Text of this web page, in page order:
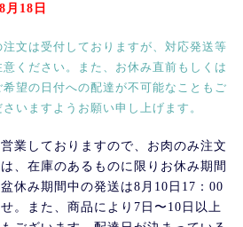
月18日
文は受付しておりますが、対応発送等
ください。また、お休み直前もしくは
望の日付への配達が不可能なこともご
いますようお願い申し上げます。
業しておりますので、お肉のみ注文
、在庫のあるものに限りお休み期間
休み期間中の発送は8月10日17：00
。また、商品により7日〜10日以上